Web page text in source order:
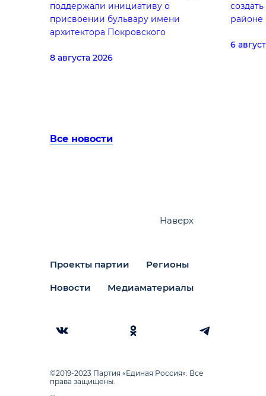
поддержали инициативу о
присвоении бульвару имени
архитектора Покровского
8 августа 2026
6
Все новости
Проекты партии Регионы
Новости Медиаматериалы
Наверх
©2019-2023 Партия «Единая Россия». Все
права защищены.